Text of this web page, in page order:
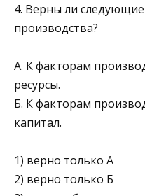
4. Верны ли
производства?
А. К факторам
ресурсы.
Б. К факторам
капитал.
1) верно только А
2) верно только Б